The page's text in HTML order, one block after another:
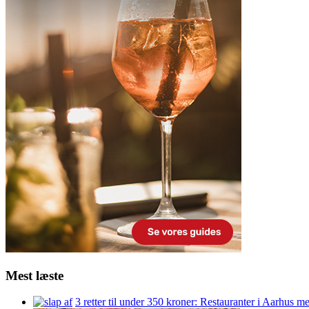
Mest læste
3 retter til under 350 kroner: Restauranter i Aarhus